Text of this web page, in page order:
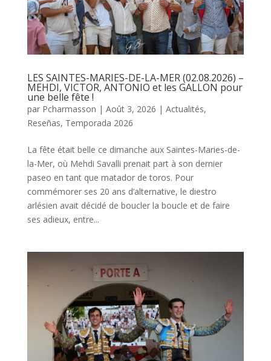
LES SAINTES-MARIES-DE-LA-MER (02.08.2026) –
MEHDI, VICTOR, ANTONIO et les GALLON pour
une belle fête !
par Pcharmasson | Août 3, 2026 | Actualités,
Reseñas, Temporada 2026
La fête était belle ce dimanche aux Saintes-Maries-de-
la-Mer, où Mehdi Savalli prenait part à son dernier
paseo en tant que matador de toros. Pour
commémorer ses 20 ans d’alternative, le diestro
arlésien avait décidé de boucler la boucle et de faire
ses adieux, entre...